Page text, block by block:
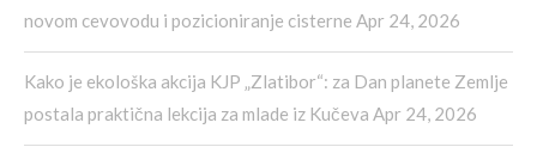
novom cevovodu i pozicioniranje cisterne Apr 24, 2026
Kako je ekološka akcija KJP „Zlatibor“: za Dan planete Zemlje
postala praktična lekcija za mlade iz Kučeva Apr 24, 2026